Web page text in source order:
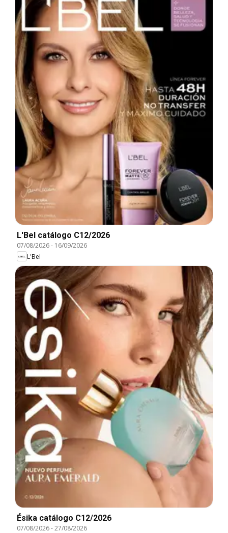
L'Bel catálogo C12/2026
07/08/2026- 16/09/2026
L'Bel
Ésika catálogo C12/2026
07/08/2026-27/08/2026